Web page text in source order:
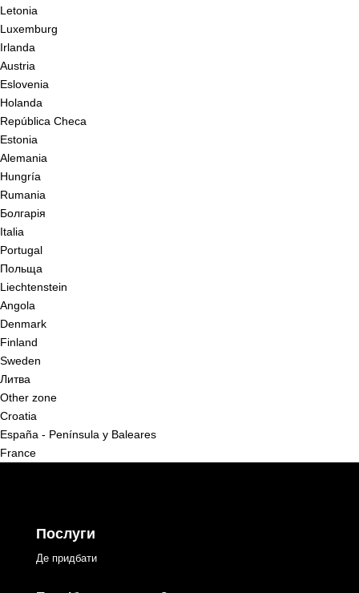
Letonia
Luxemburg
Irlanda
Austria
Eslovenia
Holanda
República Checa
Estonia
Alemania
Hungría
Rumania
Болгарія
Italia
Portugal
Польща
Liechtenstein
Angola
Denmark
Finland
Sweden
Литва
Other zone
Croatia
España - Península y Baleares
France
Послуги
Де придбати